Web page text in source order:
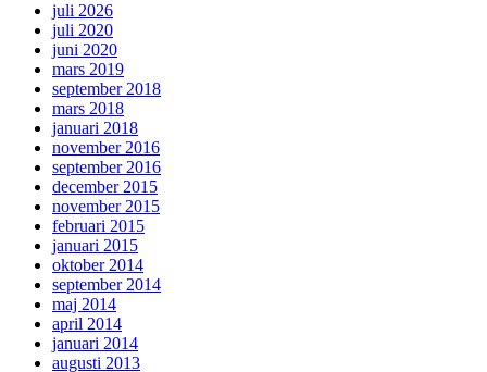
juli 2026
juli 2020
juni 2020
mars 2019
september 2018
mars 2018
januari 2018
november 2016
september 2016
december 2015
november 2015
februari 2015
januari 2015
oktober 2014
september 2014
maj 2014
april 2014
januari 2014
augusti 2013